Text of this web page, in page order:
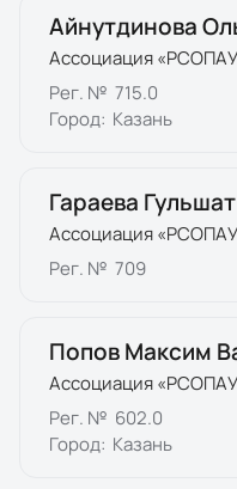
Айнутдинова
Ассоциация
Рег. № 715.0
Город: Казань
Гараева
Ассоциация
Рег. № 709
Попов Максим
Ассоциация
Рег. № 602.0
Город: Казань